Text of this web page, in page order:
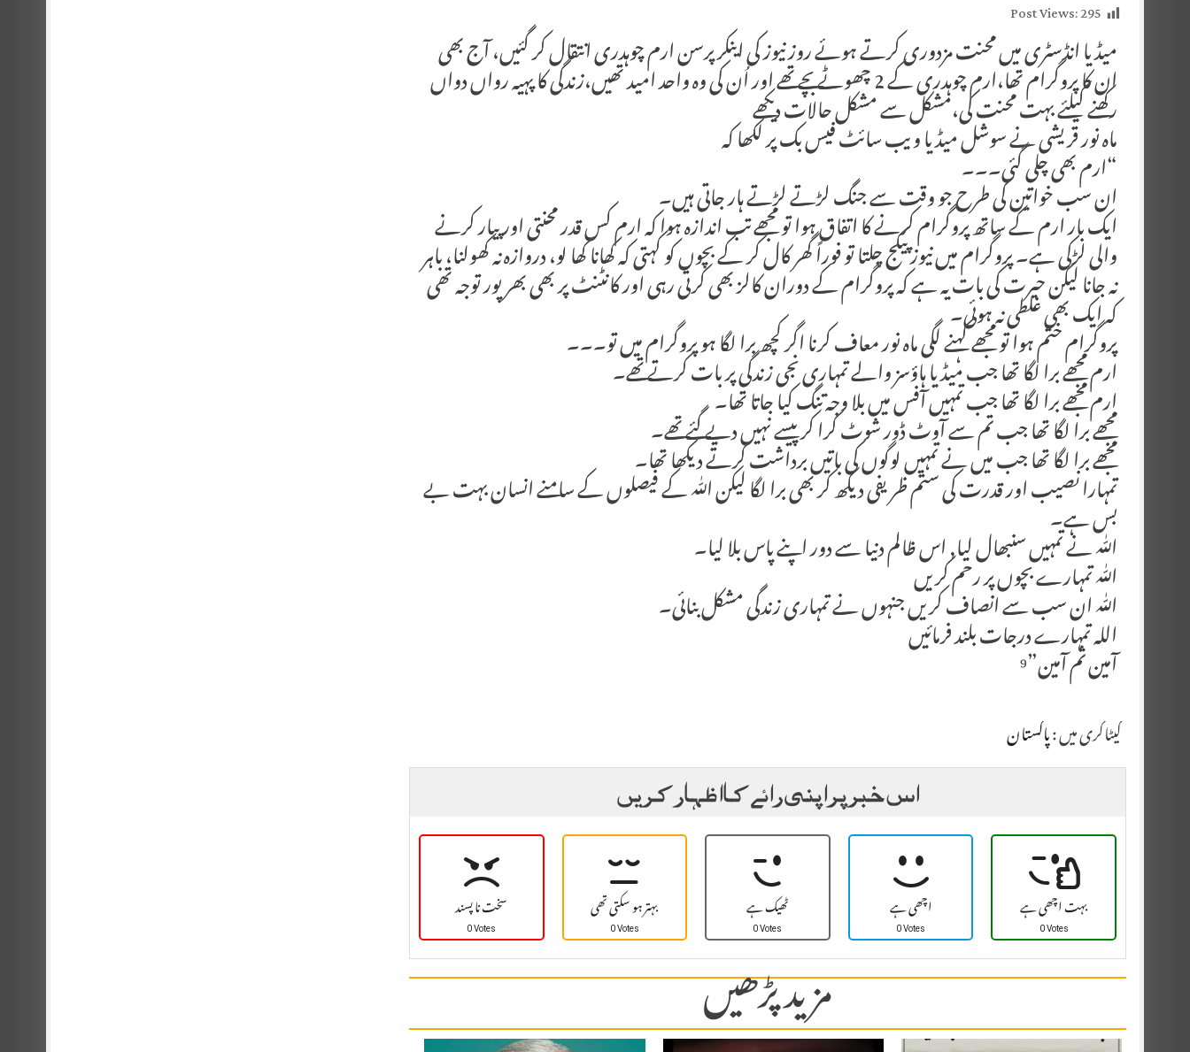
Post Views:295
میڈیا انڈسٹری میں محنت مزدوری کرتے ہوئے روز نیوز کی اینکر پرسن ارم چوہدری انتقال کر گئیں، آج بھی
ان کا پروگرام تھا،ارم چوہدری کے 2 چھوٹے بچے تھے اور اُن کی وہ واحد امید تھیں،زندگی کا پہیہ رواں دواںرکھنے کیلئے بہت محنت کی،مشکل سے مشکل حالات دیکھے
ماہ نور قریشی نے سوشل میڈیا ویب سائٹ فیس بک پر لکھا کہ
“ارم بھی چلی گئی۔۔۔
ان سب خواتین کی طرح جو وقت سے جنگ لڑتے لڑتے ہار جاتی ہیں۔
ایک بار ارم کے ساتھ پروگرام کرنے کا اتفاق ہوا تو مجھے تب اندازہ ہوا کہ ارم کس قدر محنتی اور پیار کرنے
والی لڑکی ہے۔ پروگرام میں نیوز پیکج چلتا تو فوراً گھر کال کر کے بچوں کو کہتی کہ کھانا کھا لو، دروازہ نہ کھولنا، باہر
نہ جانا لیکن حیرت کی بات یہ ہے کہ پروگرام کے دوران کالز بھی کرتی رہی اور کانٹنٹ پر بھی بھرپور توجہ تھی
کہ ایک بھی غلطی نہ ہوئی۔
پروگرام ختم ہوا تو مجھے کہنے لگی ماہ نور معاف کرنا اگر کچھ برا لگا ہو پروگرام میں تو۔۔۔
ارم مجھے برا لگا تھا جب میڈیا ہاؤسز والے تمہاری نجی زندگی پر بات کرتے تھے۔
ارم مجھے برا لگا تھا جب تمہیں آفس میں بلا وجہ تنگ کیا جاتا تھا۔
مجھے برا لگا تھا جب تم سے آوٹ ڈور شوٹ کرا کر پیسے نہیں دیے گئے تھے۔
مجھے برا لگا تھا جب میں نے تمہیں لوگوں کی باتیں برداشت کرتے دیکھا تھا۔
تمہارا نصیب اور قدرت کی ستم ظریفی دیکھ کر بھی برا لگا لیکن اللّٰہ کے فیصلوں کے سامنے انسان بہت بے
بس ہے۔
اللّٰہ نے تمہیں سنبھال لیا, اس ظالم دنیا سے دور اپنے پاس بلا لیا۔
اللّٰہ تمہارے بچوں پر رحم کریں
اللّٰہ ان سب سے انصاف کریں جنہوں نے تمہاری زندگی مشکل بنائی۔
اللہ تمہارے درجات بلند فرمائیں
آمین ثم آمین”⁹
کیٹاگری میں :پاکستان
اس خبر پر اپنی رائے کا اظہار کریں
سخت نا پسند
0 Votes بہتر ہو سکتی تھی
0 Votes ٹھیک ہے
0 Votes اچھی ہے
0 Votes بہت اچھی ہے
0 Votes
مزید پڑھیں